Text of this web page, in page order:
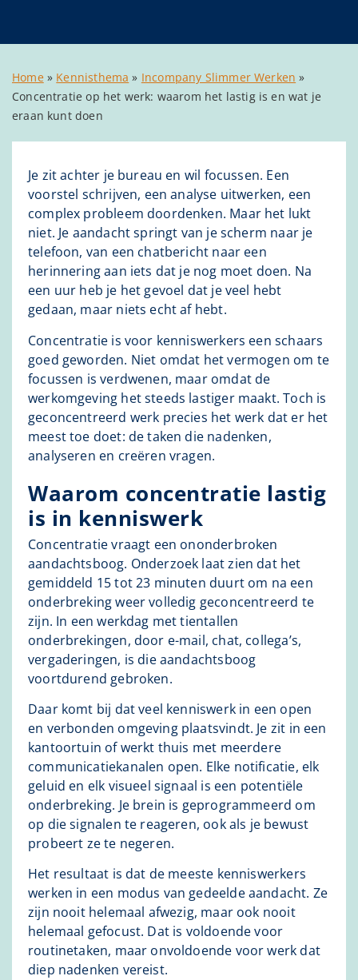
Home» Kennisthema » Incompany Slimmer Werken »
Concentratie op het werk: waarom het lastig is en wat je
eraan kunt doen
Je zit achter je bureau en wil focussen. Een
voorstel schrijven, een analyse uitwerken, een
complex probleem doordenken. Maar het lukt
niet. Je aandacht springt van je scherm naar je
telefoon, van een chatbericht naar een
herinnering aan iets dat je nog moet doen. Na
een uur heb je het gevoel dat je veel hebt
gedaan, maar niets echt af hebt.
Concentratie is voor kenniswerkers een schaars
goed geworden. Niet omdat het vermogen om te
focussen is verdwenen, maar omdat de
werkomgeving het steeds lastiger maakt. Toch is
geconcentreerd werk precies het werk dat er het
meest toe doet: de taken die nadenken,
analyseren en creëren vragen.
Waarom concentratie lastig
is in kenniswerk
Concentratie vraagt een ononderbroken
aandachtsboog. Onderzoek laat zien dat het
gemiddeld 15 tot 23 minuten duurt om na een
onderbreking weer volledig geconcentreerd te
zijn. In een werkdag met tientallen
onderbrekingen, door e-mail, chat, collega’s,
vergaderingen, is die aandachtsboog
voortdurend gebroken.
Daar komt bij dat veel kenniswerk in een open
en verbonden omgeving plaatsvindt. Je zit in een
kantoortuin of werkt thuis met meerdere
communicatiekanalen open. Elke notificatie, elk
geluid en elk visueel signaal is een potentiële
onderbreking. Je brein is geprogrammeerd om
op die signalen te reageren, ook als je bewust
probeert ze te negeren.
Het resultaat is dat de meeste kenniswerkers
werken in een modus van gedeelde aandacht. Ze
zijn nooit helemaal afwezig, maar ook nooit
helemaal gefocust. Dat is voldoende voor
routinetaken, maar onvoldoende voor werk dat
diep nadenken vereist.